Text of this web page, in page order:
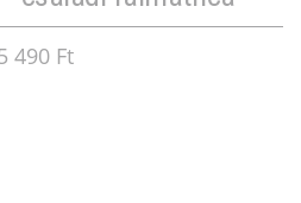
490 Ft